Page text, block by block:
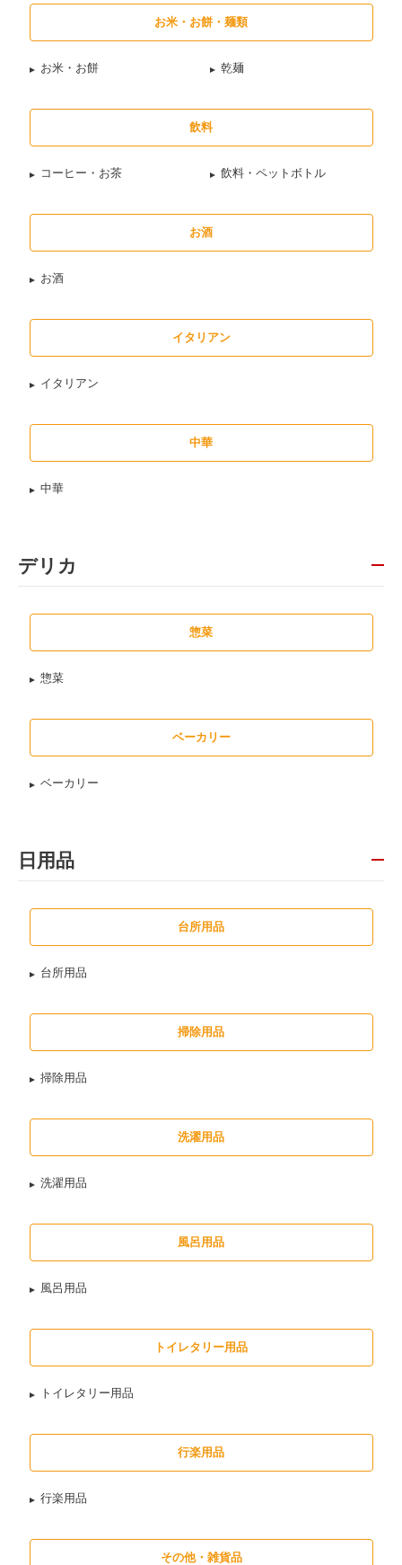
お米・お餅・麺類
お米・お餅 乾麺
飲料
コーヒー・お茶 飲料・ペットボトル
お酒
お酒
イタリアン
イタリアン
中華
中華
デリカ
惣菜
惣菜
ベーカリー
ベーカリー
日用品
台所用品
台所用品
掃除用品
掃除用品
洗濯用品
洗濯用品
風呂用品
風呂用品
トイレタリー用品
トイレタリー用品
行楽用品
行楽用品
その他・雑貨品